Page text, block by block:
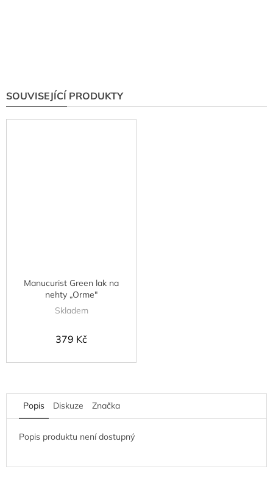
SOUVISEJÍCÍ PRODUKTY
Manucurist Green lak na
nehty „Orme"
Skladem
379 Kč
Popis Diskuze Značka
Popis produktu není dostupný